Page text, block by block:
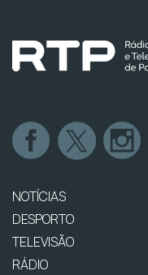
NOTÍCIAS
DESPORTO
TELEVISÃO
RÁDIO